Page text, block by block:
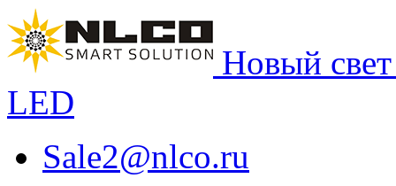
Новый
LED
Sale2@nlco.ru